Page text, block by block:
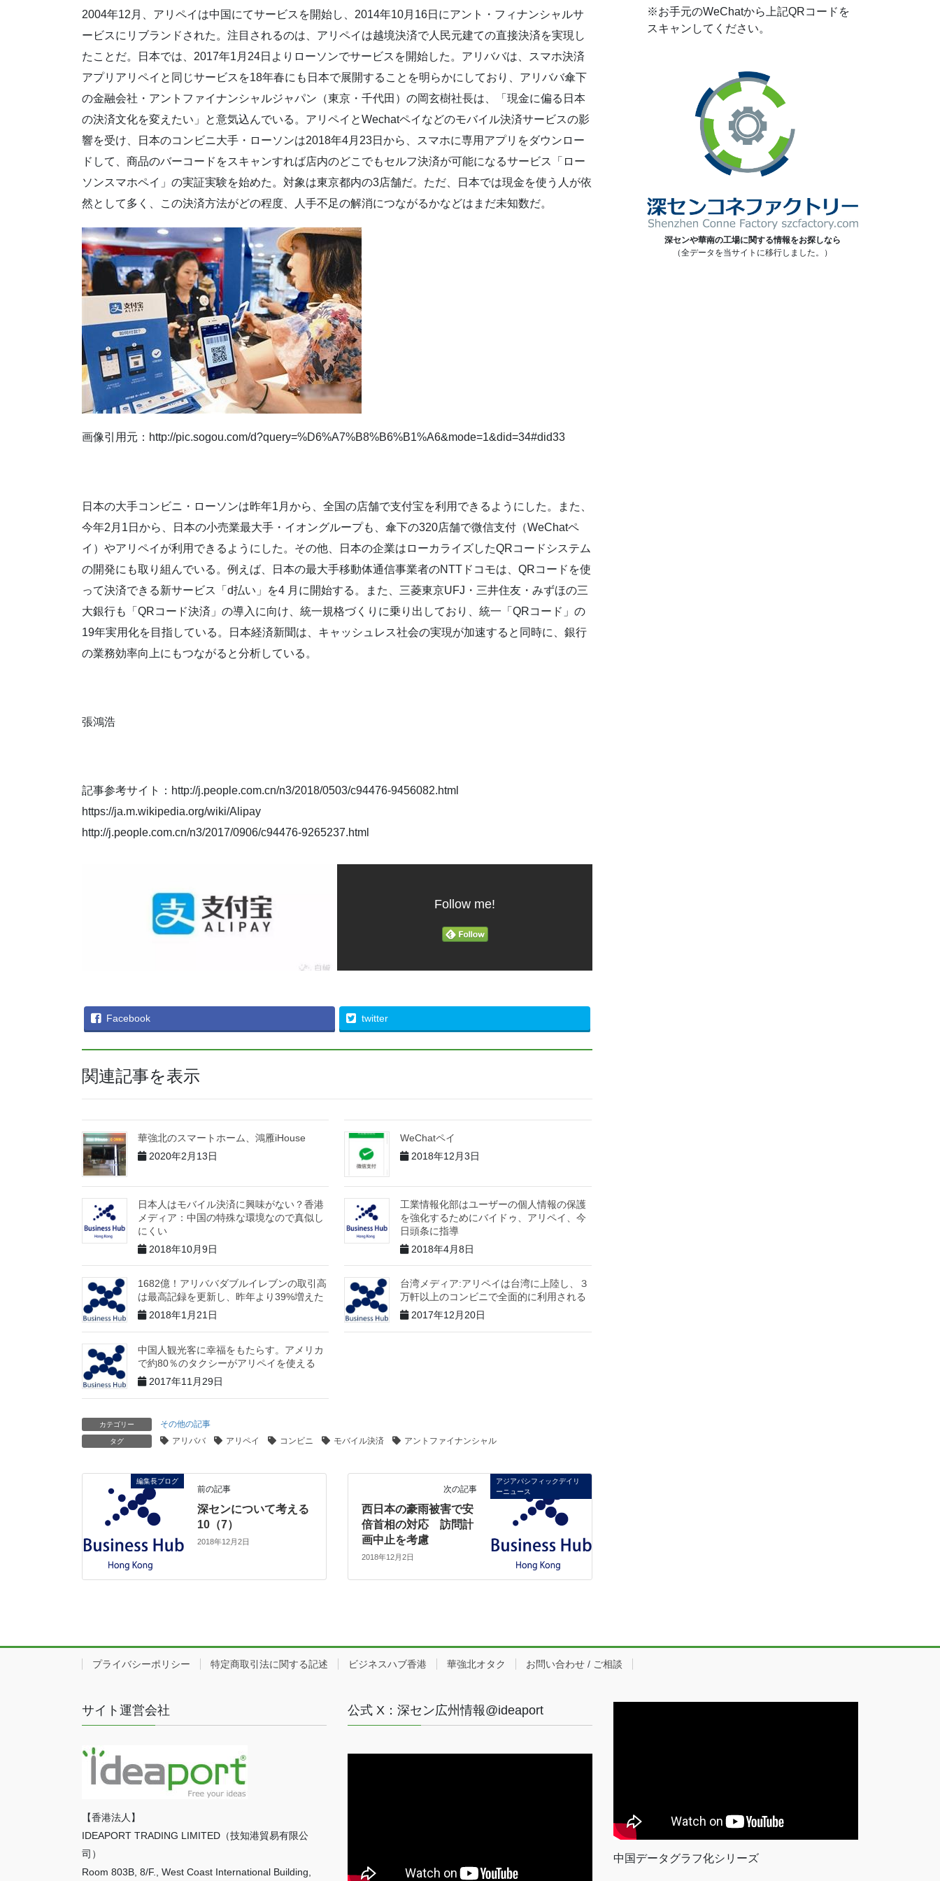
2004年12月、アリペイは中国にてサービスを開始し、2014年10月16日にアント・フィナンシャルサ
ービスにリブランドされた。注目されるのは、アリペイは越境決済で人民元建ての直接決済を実現し
たことだ。日本では、2017年1月24日よりローソンでサービスを開始した。アリババは、スマホ決済
アプリアリペイと同じサービスを18年春にも日本で展開することを明らかにしており、アリババ傘下
の金融会社・アントファイナンシャルジャパン（東京・千代田）の岡玄樹社長は、「現金に偏る日本
の決済文化を変えたい」と意気込んでいる。アリペイとWechatペイなどのモバイル決済サービスの影
響を受け、日本のコンビニ大手・ローソンは2018年4月23日から、スマホに専用アプリをダウンロー
ドして、商品のバーコードをスキャンすれば店内のどこでもセルフ決済が可能になるサービス「ロー
ソンスマホペイ」の実証実験を始めた。対象は東京都内の3店舗だ。ただ、日本では現金を使う人が依
然として多く、この決済方法がどの程度、人手不足の解消につながるかなどはまだ未知数だ。
画像引用元：http://pic.sogou.com/d?query=%D6%A7%B8%B6%B1%A6&mode=1&did=34#did33
日本の大手コンビニ・ローソンは昨年1月から、全国の店舗で支付宝を利用できるようにした。また、
今年2月1日から、日本の小売業最大手・イオングループも、傘下の320店舗で微信支付（WeChatペ
イ）やアリペイが利用できるようにした。その他、日本の企業はローカライズしたQRコードシステム
の開発にも取り組んでいる。例えば、日本の最大手移動体通信事業者のNTTドコモは、QRコードを使
って決済できる新サービス「d払い」を4 月に開始する。また、三菱東京UFJ・三井住友・みずほの三
大銀行も「QRコード決済」の導入に向け、統一規格づくりに乗り出しており、統一「QRコード」の
19年実用化を目指している。日本経済新聞は、キャッシュレス社会の実現が加速すると同時に、銀行
の業務効率向上にもつながると分析している。
張鴻浩
記事参考サイト：http://j.people.com.cn/n3/2018/0503/c94476-9456082.html
https://ja.m.wikipedia.org/wiki/Alipay
http://j.people.com.cn/n3/2017/0906/c94476-9265237.html
Follow me!
Facebook twitter
関連記事を表示
華強北のスマートホーム、鴻雁iHouse
2020年2月13日
WeChatペイ
2018年12月3日
日本人はモバイル決済に興味がない？香港
メディア：中国の特殊な環境なので真似し
にくい
2018年10月9日
工業情報化部はユーザーの個人情報の保護
を強化するためにバイドゥ、アリペイ、今
日頭条に指導
2018年4月8日
1682億！アリババダブルイレブンの取引高
は最高記録を更新し、昨年より39%増えた
2018年1月21日
台湾メディア:アリペイは台湾に上陸し、３
万軒以上のコンビニで全面的に利用される
2017年12月20日
中国人観光客に幸福をもたらす。アメリカ
で約80％のタクシーがアリペイを使える
2017年11月29日
カテゴリー その他の記事
タグ アリババ アリペイ コンビニ モバイル決済 アントファイナンシャル
編集長ブログ
前の記事
深センについて考える
10（7）
2018年12月2日
アジアパシフィックデイリ
ーニュース
次の記事
西日本の豪雨被害で安
倍首相の対応 訪問計
画中止を考慮
2018年12月2日
※お手元のWeChatから上記QRコードを
スキャンしてください。
深センや華南の工場に関する情報をお探しなら
（全データを当サイトに移行しました。）
プライバシーポリシー 特定商取引法に関する記述 ビジネスハブ香港 華強北オタク お問い合わせ / ご相談
サイト運営会社
【香港法人】
IDEAPORT TRADING LIMITED（技知港貿易有限公
司）
Room 803B, 8/F., West Coast International Building,
公式 X：深セン広州情報@ideaport
中国データグラフ化シリーズ